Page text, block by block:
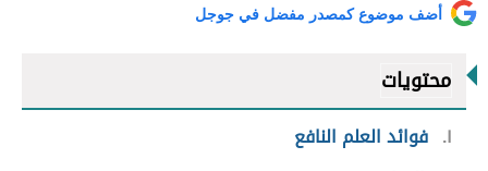
أضف موضوع كمصدر مفضل في جوجل
محتويات
١ فوائد العلم النافع